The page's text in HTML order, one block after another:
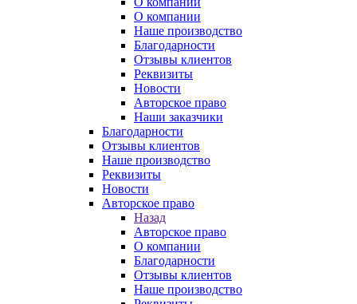
О компании
Наше производство
Благодарности
Отзывы клиентов
Реквизиты
Новости
Авторское право
Наши заказчики
Благодарности
Отзывы клиентов
Наше производство
Реквизиты
Новости
Авторское право
Назад
Авторское право
О компании
Благодарности
Отзывы клиентов
Наше производство